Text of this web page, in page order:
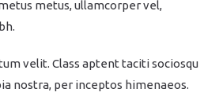
metus, ullamcorper vel,
velit. Class aptent taciti sociosqu
nostra, per inceptos himenaeos.